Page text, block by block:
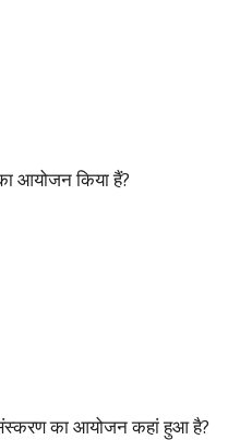
आयोजन किया हैं?
का आयोजन कहां हुआ है?